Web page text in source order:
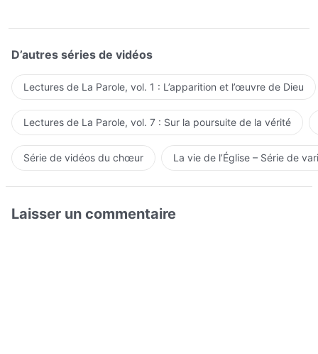
D’autres séries de vidéos
Lectures de La Parole, vol. 1 : L’apparition et l’œuvre de Dieu
Lectures de La Parole, vol. 7 : Sur la poursuite de la vérité
Série de vidéos du chœur La vie de l’Église – Série de
Laisser un commentaire